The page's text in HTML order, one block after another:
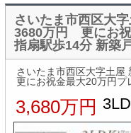
さいたま市西区大
3680万円 更にお
指扇駅歩14分 新築
さいたま市西区大字土
更にお祝金最大20万円
3,680万円